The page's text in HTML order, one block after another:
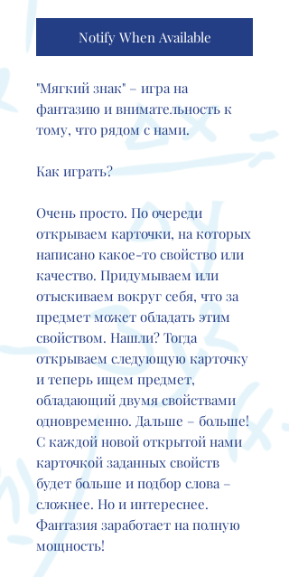
Notify When Available
"Мягкий знак" – игра на
фантазию и внимательность к
тому, что рядом с нами.
Как играть?
Очень просто. По очереди
открываем карточки, на которых
написано какое-то свойство или
качество. Придумываем или
отыскиваем вокруг себя, что за
предмет может обладать этим
свойством. Нашли? Тогда
открываем следующую карточку
и теперь ищем предмет,
обладающий двумя свойствами
одновременно. Дальше – больше!
С каждой новой открытой нами
карточкой заданных свойств
будет больше и подбор слова –
сложнее. Но и интереснее.
Фантазия заработает на полную
мощность!